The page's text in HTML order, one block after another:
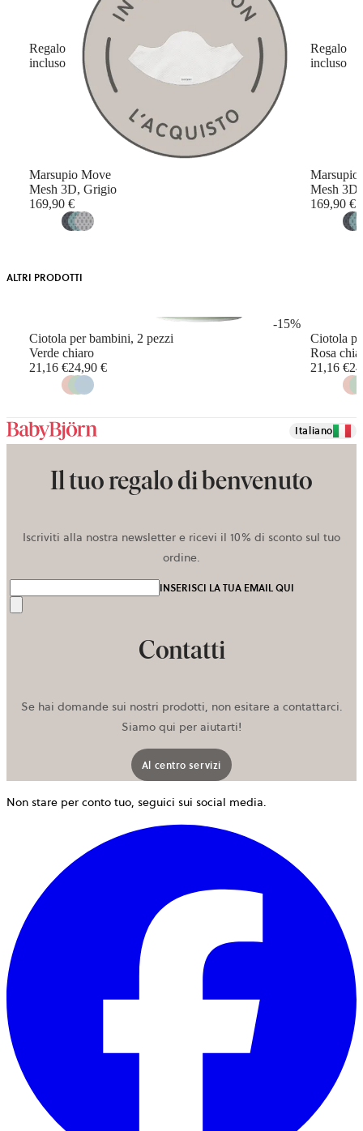
Regalo
incluso
Marsupio Move
Mesh 3D, Grigio
169,90 €
Regalo
incluso
Marsupio
Mesh
169,90 €
ALTRI PRODOTTI
-15%
Ciotola per bambini, 2 pezzi
Verde chiaro
21,16 €
Original
price
before
24,90 €
Ciotola
Rosa
21,16 €
Italiano
Il tuo regalo di benvenuto
Iscriviti alla nostra newsletter e ricevi il 10% di sconto sul tuo
ordine.
INSERISCI LA TUA EMAIL QUI
Contatti
Se hai domande sui nostri prodotti, non esitare a contattarci.
Siamo qui per aiutarti!
Al centro servizi
Non stare per conto tuo, seguici sui social media.